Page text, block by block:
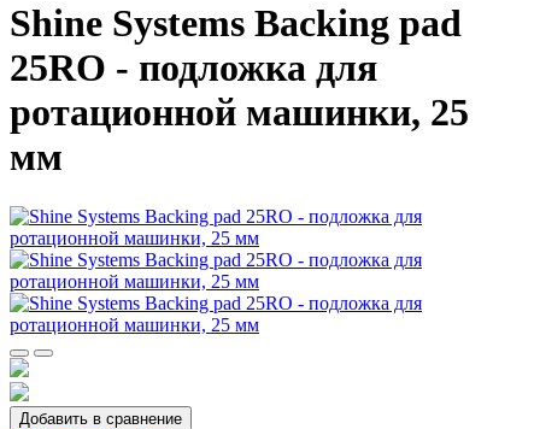
Shine Systems Backing pad
25RO - подложка для
ротационной машинки, 25
мм
Добавить в сравнение